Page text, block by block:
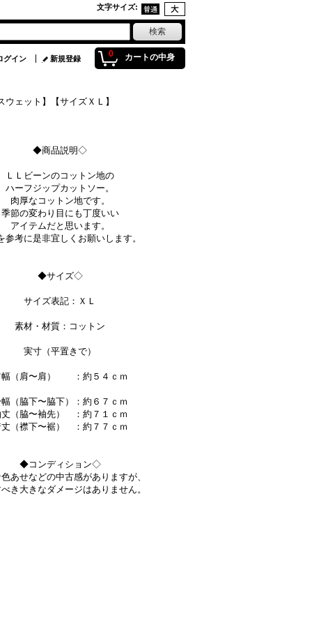
文字サイズ:
0 カートの中身
グイン 新規登録
ェット】【サイズＸＬ】
◆商品説明◇
ＬＬビーンのコットン地の
ハーフジップカットソー。
肉厚なコットン地です。
季節の変わり目にも丁度いい
アイテムだと思います。
参考に是非宜しくお願いします。
◆サイズ◇
サイズ表記：ＸＬ
素材・材質：コットン
実寸（平置きで）
幅（肩〜肩） ：約５４ｃｍ
（脇下〜脇下）：約６７ｃｍ
丈（脇〜袖先） ：約７１ｃｍ
丈（襟下〜裾） ：約７７ｃｍ
◆コンディション◇
あせなどの中古感がありますが、
き大きなダメージはありません。